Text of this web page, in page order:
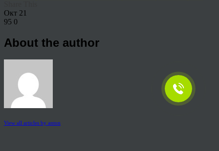
Окт 21
95 0
About the author
View all articles by anton